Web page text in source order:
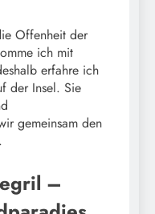
Offenheit der
ich mit
erfahre ich
der Insel. Sie
gemeinsam den
–